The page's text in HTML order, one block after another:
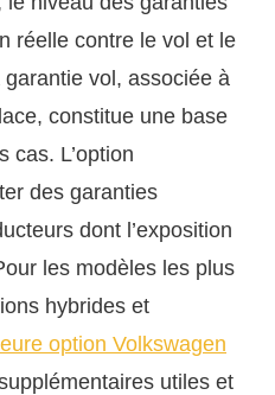
réelle contre le vol et le
vol, associée à
constitue une base
cas. L’option
des garanties
dont l’exposition
les modèles les plus
hybrides et
option Volkswagen
utiles et